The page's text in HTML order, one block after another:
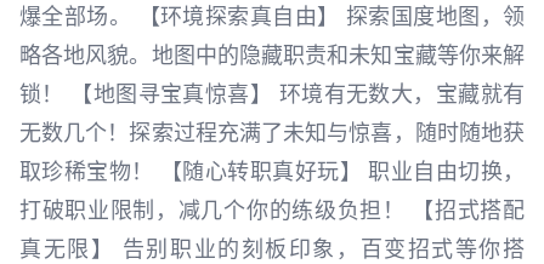
爆全部场。 【环境探索真自由】 探索国度地图，领
略各地风貌。地图中的隐藏职责和未知宝藏等你来解
锁！ 【地图寻宝真惊喜】 环境有无数大，宝藏就有
无数几个！探索过程充满了未知与惊喜，随时随地获
取珍稀宝物！ 【随心转职真好玩】 职业自由切换，
打破职业限制，减几个你的练级负担！ 【招式搭配
真无限】 告别职业的刻板印象，百变招式等你搭